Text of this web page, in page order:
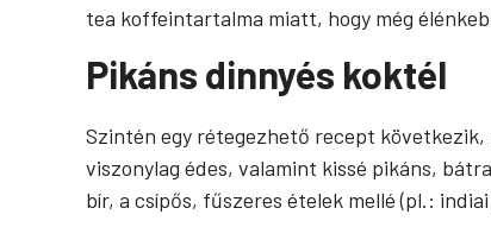
tea koffeintartalma miatt, hogy még
Pikáns dinnyés koktél
Szintén egy rétegezhető recept
viszonylag édes, valamint kissé pikáns,
bír, a csípős, fűszeres ételek mellé (pl.: